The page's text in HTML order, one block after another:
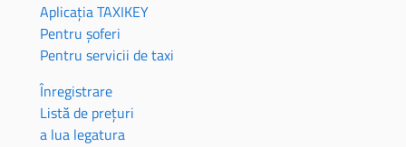
Aplicația TAXIKEY
Pentru șoferi
Pentru servicii de taxi
Înregistrare
Listă de prețuri
a lua legatura